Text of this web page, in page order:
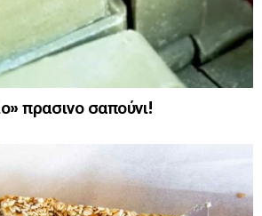
πρασινο σαπούνι!